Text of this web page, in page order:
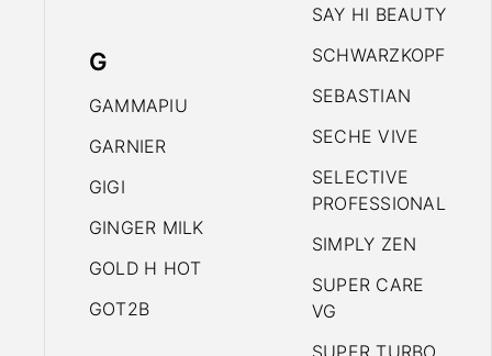
G
GAMMAPIU
GARNIER
GIGI
GINGER MILK
GOLD H HOT
GOT2B
SAY HI BEAUTY
SCHWARZKOPF
SEBASTIAN
SECHE VIVE
SELECTIVE
PROFESSIONAL
SIMPLY ZEN
SUPER CARE
VG
SUPER TURBO